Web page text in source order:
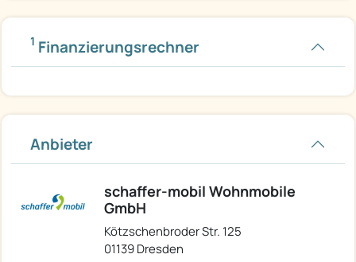
1 Finanzierungsrechner
Anbieter
schaffer-mobil Wohnmobile
GmbH
Kötzschenbroder Str. 125
01139 Dresden